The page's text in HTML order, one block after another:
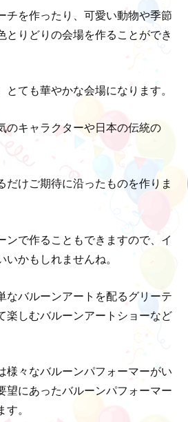
チを作ったり、可愛い動物や季節
とりどりの会場を作ることができ
ても華やかな会場になります。
のキャラクターや日本の伝統の
だけご期待に沿ったものを作りま
ンで作ることもできますので、イ
かもしれませんね。
なバルーンアートを配るグリーテ
楽しむバルーンアートショーなど
様々なバルーンパフォーマーがい
望にあったバルーンパフォーマー
。